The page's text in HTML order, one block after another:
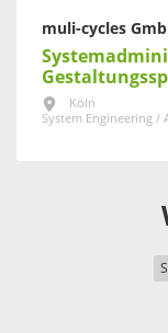
muli-cycles
Köln
System Engineering /